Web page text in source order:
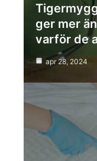
ger mer
varför de
apr 28, 2024